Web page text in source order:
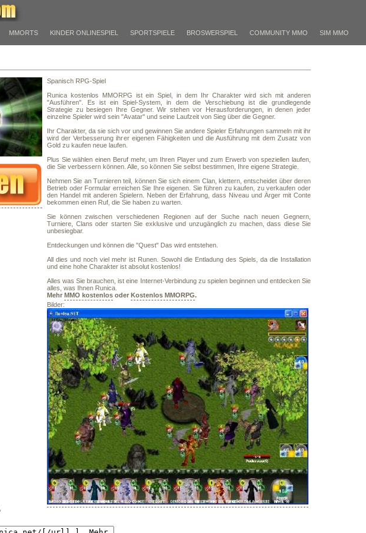
MMORTS KINDER ONLINESPIEL SPORTSPIELE BROSWERSPIEL COMMUNITY MMO SIM MMO
Spanisch RPG-Spiel
Runica kostenlos MMORPG ist ein Spiel, in dem Ihr Charakter wird sich mit anderen
"Ausführen". Es ist ein Spiel-System, in dem die Verschiebung ist die grundlegende
Strategie zu besiegen Ihre Gegner. Wir stehen vor Herausforderungen, in denen jeder
einzelne Spieler wird sein "Avatar" und seine Laufzeit von Sieg über die Gegner.
Ihr Charakter, da sie sich vor und gewinnen Sie andere Spieler Erfahrungen sammeln mit ihr
wird der Verbesserung ihrer eigenen Fähigkeiten und die Ausführung mit dem Zusatz von
Gold zu kaufen neue laufen.
Plus Sie wählen einen Beruf mehr, um Ihren Player und zum Erwerb von speziellen laufen,
die Sie verbessern können. Alle, so können Sie selbst bestimmen, Ihre eigene Strategie.
Nehmen Sie an Turnieren teil, können Sie sich einem Clan, klettern, entscheidet über deren
Betrieb oder Formular erreichen Sie Ihre eigenen. Sie führen zu kaufen, zu verkaufen oder
den Handel mit anderen Spielern. Neben der Erfahrung, dass Niveau und Ärger mit Conte
bekommen einen Ruf, die Sie haben zu warten.
Sie können zwischen verschiedenen Regionen auf der Suche nach neuen Gegnern,
Turniere, Clans oder starten Sie exklusive und unzugänglich zu machen, dass diese Sie
unbesiegbar.
Entdeckungen und können die "Quest" Das wird entstehen.
All dies und noch viel mehr ist Runen. Sowohl die Entladung des Spiels, da die Installation
und eine hohe Charakter ist absolut kostenlos!
Alles was Sie brauchen, ist eine Internet-Verbindung zu spielen beginnen und entdecken Sie
alles, was Ihnen Runica.
Mehr MMO kostenlos oder Kostenlos MMORPG.
Bilder: